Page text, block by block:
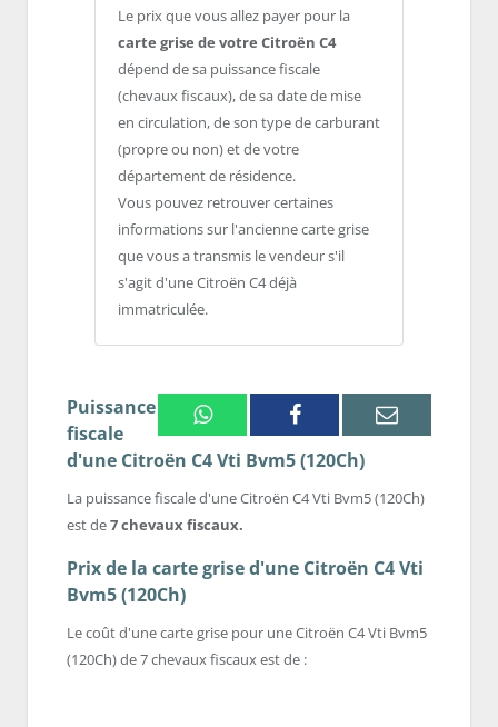
Le prix que vous allez payer pour la
carte grise de votre Citroën C4
dépend de sa puissance fiscale
(chevaux fiscaux), de sa date de mise
en circulation, de son type de carburant
(propre ou non) et de votre
département de résidence.
Vous pouvez retrouver certaines
informations sur l'ancienne carte grise
que vous a transmis le vendeur s'il
s'agit d'une Citroën C4 déjà
immatriculée.
WhatsappFacebook Email
Puissance
fiscale
d'une Citroën C4 Vti Bvm5 (120Ch)
La puissance fiscale d'une Citroën C4 Vti Bvm5 (120Ch)
est de7 chevaux fiscaux.
Prix de la carte grise d'une Citroën C4 Vti
Bvm5 (120Ch)
Le coût d'une carte grise pour une Citroën C4 Vti Bvm5
(120Ch) de 7 chevaux fiscaux est de :